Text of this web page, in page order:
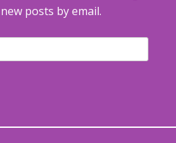
posts by email.